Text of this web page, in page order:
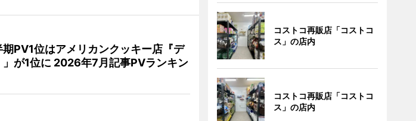
期PV1位はアメリカンクッキー店『デ
」が1位に 2026年7月記事PVランキン
コストコ再販店「コストコ
ス」の店内
コストコ再販店「コストコ
ス」の店内